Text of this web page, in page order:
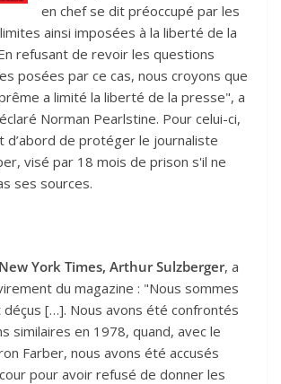
en chef se dit préoccupé par les
ainsi imposées à la liberté de la
refusant de revoir les questions
posées par ce cas, nous croyons que
a limité la liberté de la presse", a
Norman Pearlstine. Pour celui-ci,
d’abord de protéger le journaliste
visé par 18 mois de prison s'il ne
ses sources.
York Times, Arthur Sulzberger, a
du magazine : "Nous sommes
[…]. Nous avons été confrontés
similaires en 1978, quand, avec le
Farber, nous avons été accusés
pour avoir refusé de donner les